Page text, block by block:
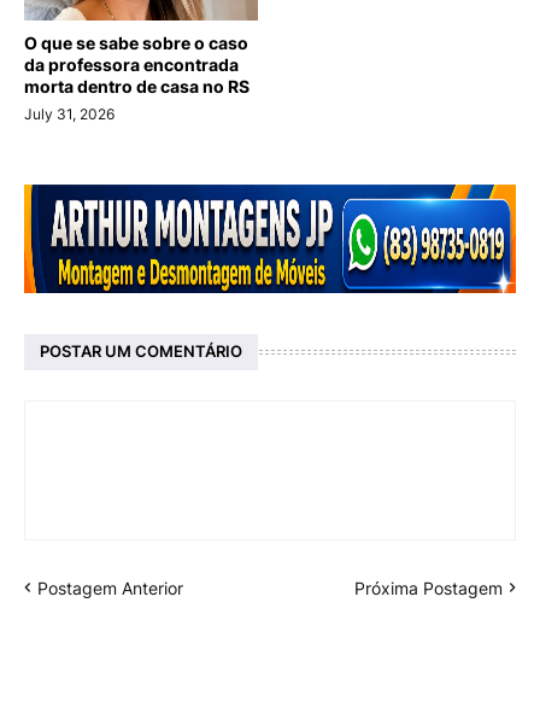
O que se sabe sobre o caso
da professora encontrada
morta dentro de casa no RS
July 31, 2026
POSTAR UM COMENTÁRIO
Postagem Anterior Próxima Postagem